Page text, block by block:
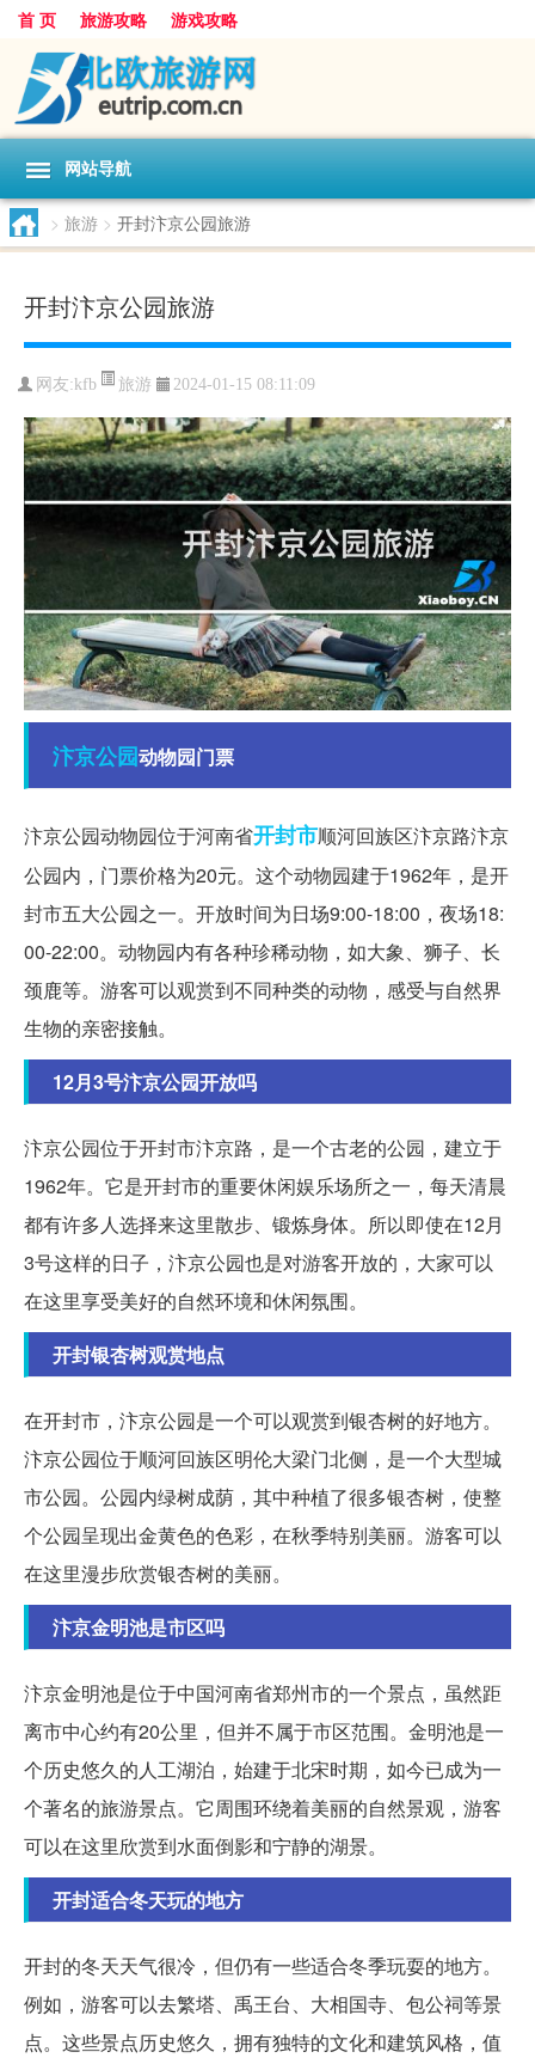
首 页 旅游攻略 游戏攻略
网站导航
> 旅游 > 开封汴京公园旅游
开封汴京公园旅游
网友: kfb 旅游 2024-01-15 08:11:09
汴京公园动物园门票
汴京公园动物园位于河南省开封市顺河回族区汴京路汴京
公园内，门票价格为20元。这个动物园建于1962年，是开
封市五大公园之一。开放时间为日场9:00-18:00，夜场18:
00-22:00。动物园内有各种珍稀动物，如大象、狮子、长
颈鹿等。游客可以观赏到不同种类的动物，感受与自然界
生物的亲密接触。
12月3号汴京公园开放吗
汴京公园位于开封市汴京路，是一个古老的公园，建立于
1962年。它是开封市的重要休闲娱乐场所之一，每天清晨
都有许多人选择来这里散步、锻炼身体。所以即使在12月
3号这样的日子，汴京公园也是对游客开放的，大家可以
在这里享受美好的自然环境和休闲氛围。
开封银杏树观赏地点
在开封市，汴京公园是一个可以观赏到银杏树的好地方。
汴京公园位于顺河回族区明伦大梁门北侧，是一个大型城
市公园。公园内绿树成荫，其中种植了很多银杏树，使整
个公园呈现出金黄色的色彩，在秋季特别美丽。游客可以
在这里漫步欣赏银杏树的美丽。
汴京金明池是市区吗
汴京金明池是位于中国河南省郑州市的一个景点，虽然距
离市中心约有20公里，但并不属于市区范围。金明池是一
个历史悠久的人工湖泊，始建于北宋时期，如今已成为一
个著名的旅游景点。它周围环绕着美丽的自然景观，游客
可以在这里欣赏到水面倒影和宁静的湖景。
开封适合冬天玩的地方
开封的冬天天气很冷，但仍有一些适合冬季玩耍的地方。
例如，游客可以去繁塔、禹王台、大相国寺、包公祠等景
点。这些景点历史悠久，拥有独特的文化和建筑风格，值